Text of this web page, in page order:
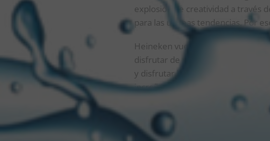
explosión de creatividad a través
para las últimas tendencias. Por
Heineken vuelve a estar
disfrutar de una de las
y disfrutar lo mejor de la música
increíblemente diverso.
HEINEKEN HOUSE EN EL
La marca volverá a ser parte de